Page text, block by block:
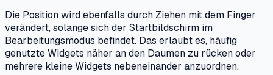
Die Position wird ebenfalls durch Ziehen mit dem Finger
verändert, solange sich der Startbildschirm im
Bearbeitungsmodus befindet. Das erlaubt es, häufig
genutzte Widgets näher an den Daumen zu rücken oder
mehrere kleine Widgets nebeneinander anzuordnen.